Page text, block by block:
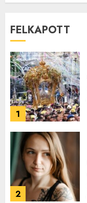
FELKAPOTT
1
2